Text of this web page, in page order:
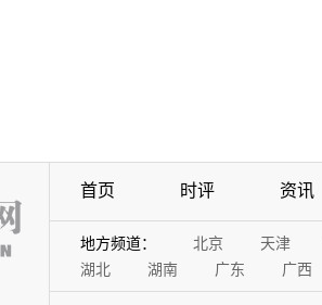
首页 时评 资讯
地方频道： 北京 天津
湖北
湖南 广东 广西